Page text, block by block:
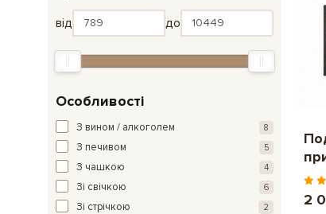
від до
Особливості
З вином / алкоголем 8
З печивом 5
З чашкою 4
Зі свічкою 6
Зі стрічкою 2 2